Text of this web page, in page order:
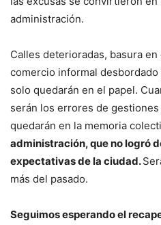
administración.
Calles deterioradas, basura
comercio informal
solo quedarán en el papel.
serán los errores de
quedarán en la memoria
administración, que no logró
expectativas de la ciudad.
más del pasado.
Seguimos esperando el